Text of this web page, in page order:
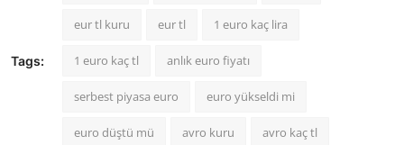
Tags:
eur tl kuru eur tl 1 euro kaç lira
1 euro kaç tl anlık euro fiyatı
serbest piyasa euro euro yükseldi mi
euro düştü mü avro kuru avro kaç tl